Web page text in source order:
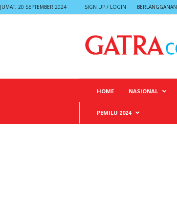
JUMAT, 20 SEPTEMBER 2024 SIGN UP / LOGIN BERLANGGANAN
HOME NASIONAL
PEMILU 2024